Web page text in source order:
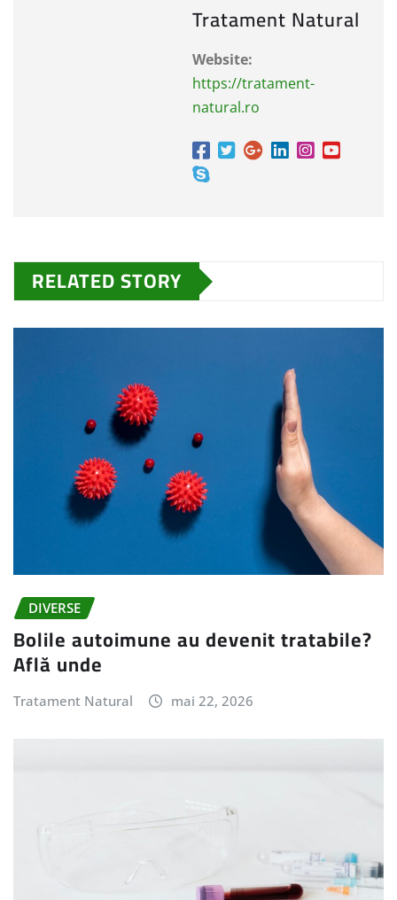
Tratament Natural
Website:
https://tratament-
natural.ro
RELATED STORY
DIVERSE
Bolile autoimune au devenit tratabile?
Află unde
Tratament Natural mai 22, 2026